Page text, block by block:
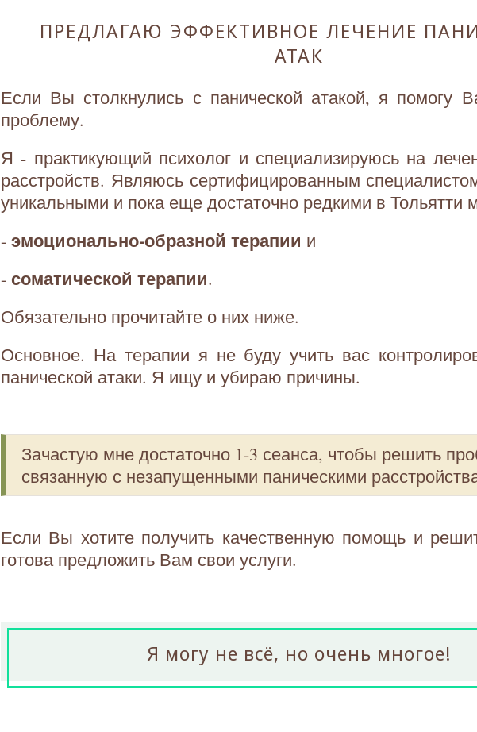
ПРЕДЛАГАЮ ЭФФЕКТИВНОЕ ЛЕЧЕНИЕ
АТАК
Если Вы столкнулись с панической атакой, я помогу
проблему.
Я - практикующий психолог и специализируюсь на
расстройств. Являюсь сертифицированным
уникальными и пока еще достаточно редкими в Тольятти
- эмоционально-образной терапии и
- соматической терапии.
Обязательно прочитайте о них ниже.
Основное. На терапии я не буду учить вас
панической атаки. Я ищу и убираю причины.
Зачастую мне достаточно 1-3 сеанса, чтобы решить
связанную с незапущенными паническими
Если Вы хотите получить качественную помощь и
готова предложить Вам свои услуги.
Я могу не всё, но очень многое!